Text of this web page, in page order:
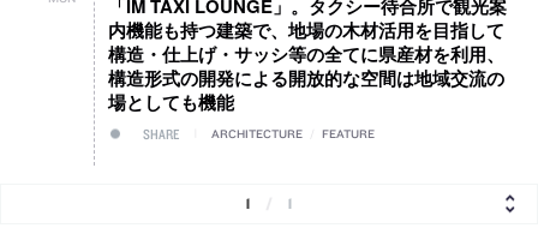
「IM TAXI LOUNGE」。タクシー待合所で観光案
内機能も持つ建築で、地場の木材活用を目指して
構造・仕上げ・サッシ等の全てに県産材を利用、
構造形式の開発による開放的な空間は地域交流の
場としても機能
SHARE ARCHITECTURE FEATURE
1 1